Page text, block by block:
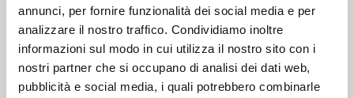
annunci, per fornire funzionalità dei social media e per
analizzare il nostro traffico. Condividiamo inoltre
informazioni sul modo in cui utilizza il nostro sito con i
nostri partner che si occupano di analisi dei dati web,
pubblicità e social media, i quali potrebbero combinarle
Altri volumi della serie